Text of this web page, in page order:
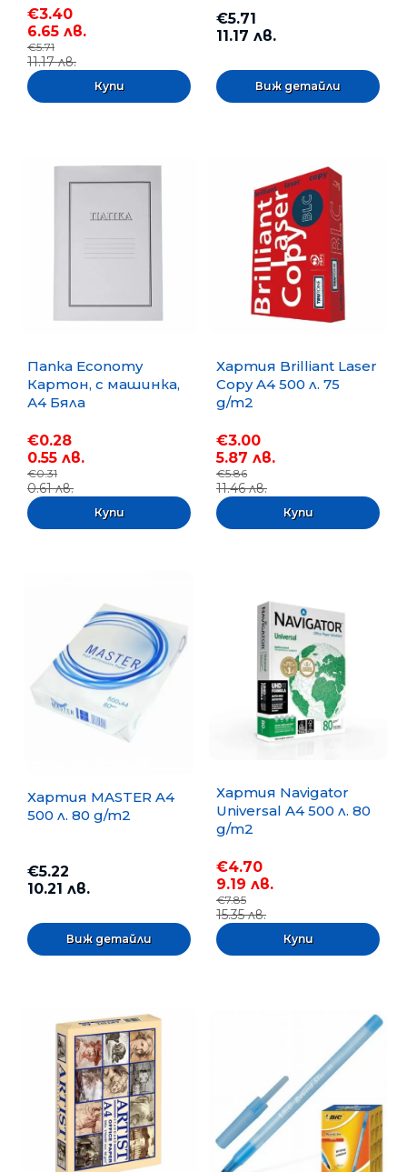
€3.40
6.65 лв.
€5.71
11.17 лв.
€5.71
11.17 лв.
Виж детайли
Папка Economy
Картон, с машинка,
А4 Бяла
€0.28
0.55 лв.
€0.31
0.61 лв.
Хартия Brilliant Laser
Copy A4 500 л. 75
g/m2
€3.00
5.87 лв.
€5.86
11.46 лв.
Хартия MASTER A4
500 л. 80 g/m2
€5.22
10.21 лв.
Виж детайли
Хартия Navigator
Universal A4 500 л. 80
g/m2
€4.70
9.19 лв.
€7.85
15.35 лв.